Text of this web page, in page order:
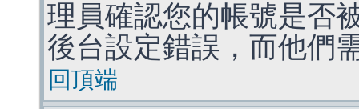
理員確認您的帳號是否
後台設定錯誤，而他們
回頂端